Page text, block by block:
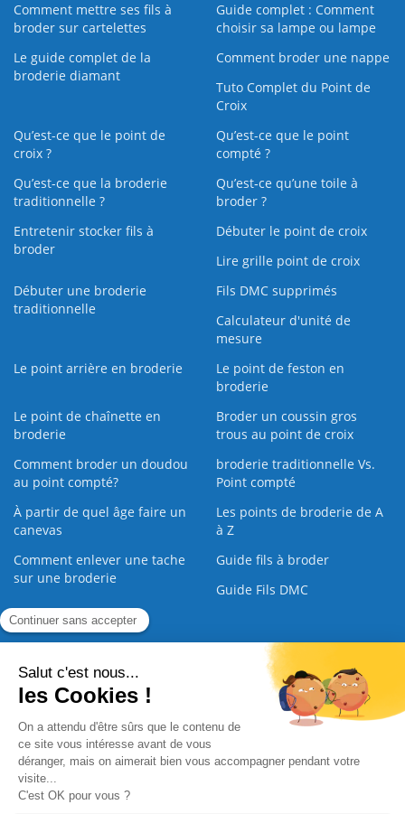
Comment mettre ses fils à
broder sur cartelettes
Guide complet : Comment
choisir sa lampe ou lampe
Le guide complet de la
broderie diamant
Comment broder une nappe
Tuto Complet du Point de
Croix
Qu’est-ce que le point de
croix ?
Qu’est-ce que le point
compté ?
Qu’est-ce que la broderie
traditionnelle ?
Qu’est‑ce qu’une toile à
broder ?
Entretenir stocker fils à
broder
Débuter le point de croix
Lire grille point de croix
Débuter une broderie
traditionnelle
Fils DMC supprimés
Calculateur d'unité de
mesure
Le point arrière en broderie
Le point de feston en
broderie
Le point de chaînette en
broderie
Broder un coussin gros
trous au point de croix
Comment broder un doudou
au point compté?
broderie traditionnelle Vs.
Point compté
À partir de quel âge faire un
canevas
Les points de broderie de A
à Z
Comment enlever une tache
sur une broderie
Guide fils à broder
Guide Fils DMC
Guide de la Broderie
Commande Papier Qui sommes nous Nous contacter |
Paiement sécurisé